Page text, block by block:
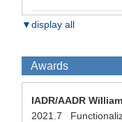
▼display all
Awards
IADR/AADR
2021.7